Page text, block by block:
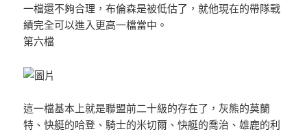
一檔還不夠合理，布倫森是被低估了，就他現在的帶隊戰
績完全可以進入更高一檔當中。
第六檔
這一檔基本上就是聯盟前二十級的存在了，灰熊的莫蘭
特、快艇的哈登、騎士的米切爾、快艇的喬治、雄鹿的利